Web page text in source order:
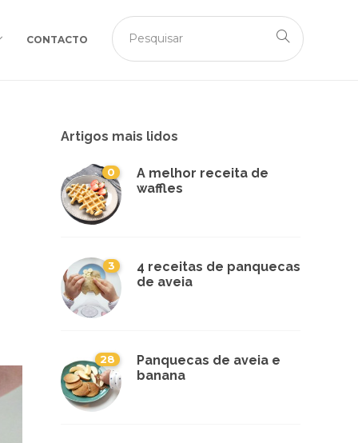
CONTACTO
Artigos mais lidos
0
A melhor receita de
waffles
3
4 receitas de panquecas
de aveia
28
Panquecas de aveia e
banana